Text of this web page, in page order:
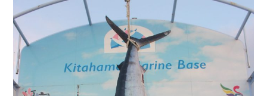
サービス案内 イベント情報
新艇・展示艇情報 中古艇情報